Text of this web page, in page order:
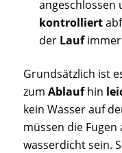
angeschlossen
kontrolliert
der Laufimmer
Grundsätzlich ist
zum Ablaufhin
kein Wasser auf
müssen die
wasserdicht sein.